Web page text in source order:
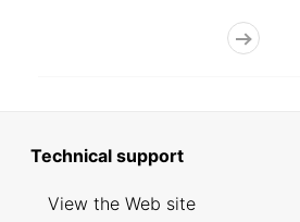
Technical support
View the Web site